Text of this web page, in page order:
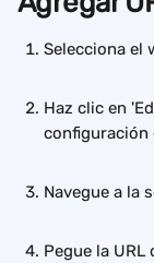
Selecciona el
Haz clic en
configuración
Navegue a la
Pegue la